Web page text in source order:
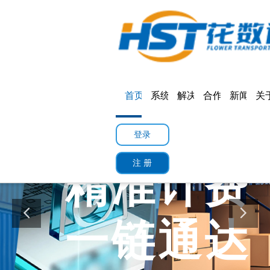
精准计费
一链通达
注 册
首页 系统功能解决方案合作案例新闻中心
关
登录
产品 标准版 专业版 旗舰版